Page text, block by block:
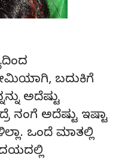
ಬದುಕಿಗೆ
ಅದೆಷ್ಟು
ನಂಗೆ ಅದೆಷ್ಟು ಇಷ್ಟಾ
ಒಂದೆ ಮಾತಲ್ಲಿ